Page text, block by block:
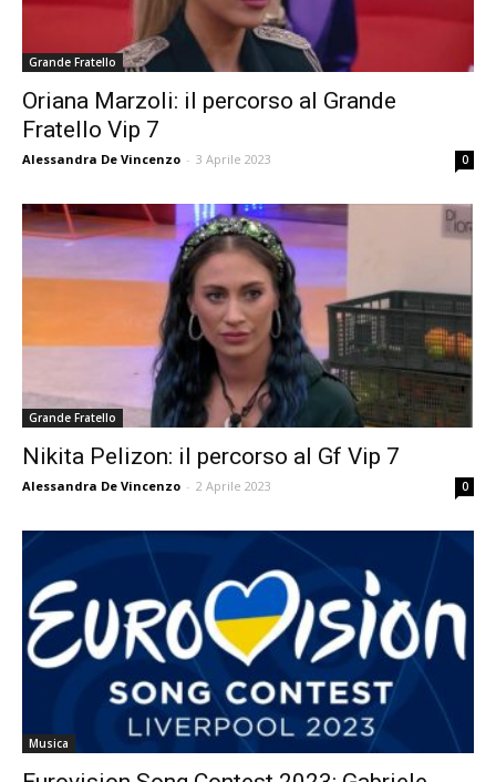
Grande Fratello
Oriana Marzoli: il percorso al Grande
Fratello Vip 7
Alessandra De Vincenzo - 3 Aprile 2023 0
Grande Fratello
Nikita Pelizon: il percorso al Gf Vip 7
Alessandra De Vincenzo - 2 Aprile 2023 0
Musica